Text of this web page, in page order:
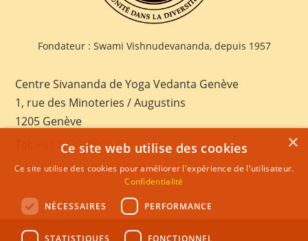
Fondateur : Swami Vishnudevananda, depuis 1957
Centre Sivananda de Yoga Vedanta Genève
1, rue des Minoteries / Augustins
1205 Genève
+41 022 328 03 28
E-mail:geneva@sivananda.net
×
Ce site web utilise des cookies
Ce site utilise des cookies pour améliorer l'expérience de l'utilisateur.
Confidentialité
NÉCESSAIRES PERFORMANCE
STATISTIQUES FONCTIONNEL